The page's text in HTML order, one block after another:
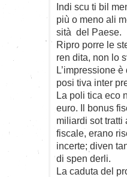
Indi ­scu ­ti ­bil
più o meno ali
sità del Paese.
Ripro ­porre le
ren ­dita, non lo
L’impressione
posi ­tiva inter
La poli ­tica eco
euro. Il bonus
miliardi sot ­tratti
fiscale, erano
incerte; diven
di spen ­derli.
La caduta del